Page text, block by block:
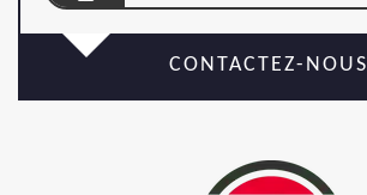
CONTACTEZ-NOUS